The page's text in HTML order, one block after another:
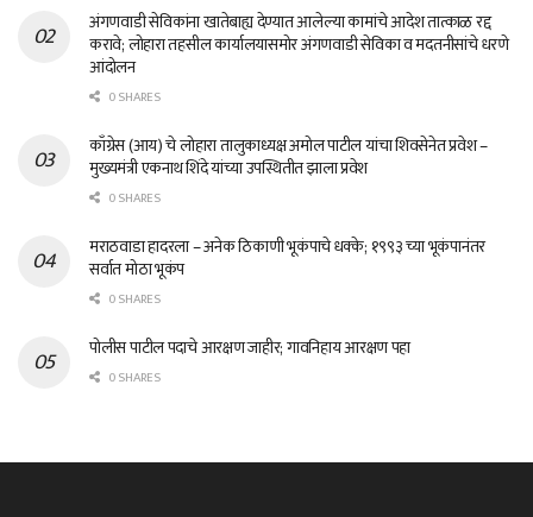
अंगणवाडी सेविकांना खातेबाह्य देण्यात आलेल्या कामांचे आदेश तात्काळ रद्द
करावे; लोहारा तहसील कार्यालयासमोर अंगणवाडी सेविका व मदतनीसांचे धरणे
आंदोलन
0 SHARES
काँग्रेस (आय) चे लोहारा तालुकाध्यक्ष अमोल पाटील यांचा शिवसेनेत प्रवेश –
मुख्यमंत्री एकनाथ शिंदे यांच्या उपस्थितीत झाला प्रवेश
0 SHARES
मराठवाडा हादरला – अनेक ठिकाणी भूकंपाचे धक्के; १९९३ च्या भूकंपानंतर
सर्वात मोठा भूकंप
0 SHARES
पोलीस पाटील पदाचे आरक्षण जाहीर; गावनिहाय आरक्षण पहा
0 SHARES